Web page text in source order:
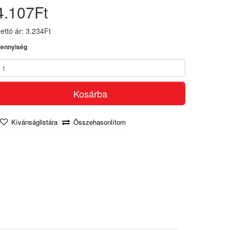
ár: 3.234Ft
Kosárba
Kívánságlistára Összehasonlítom